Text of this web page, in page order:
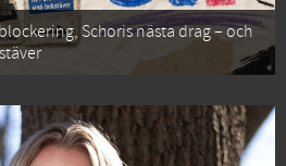
Schoris nästa drag – och